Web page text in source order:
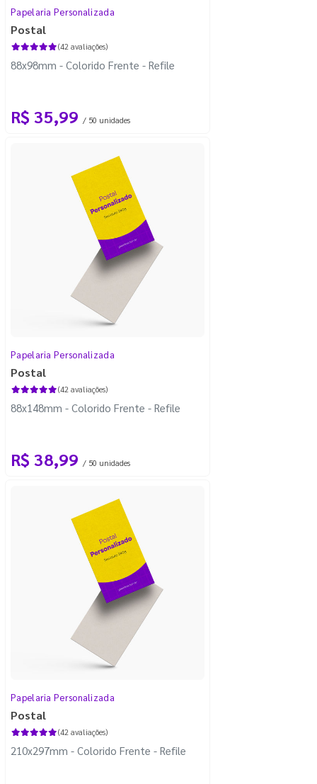
Papelaria Personalizada
Postal
(42 avaliações)
88x98mm - Colorido Frente - Refile
R$ 35,99 / 50 unidades
Papelaria Personalizada
Postal
(42 avaliações)
88x148mm - Colorido Frente - Refile
R$ 38,99 / 50 unidades
Papelaria Personalizada
Postal
(42 avaliações)
210x297mm - Colorido Frente - Refile